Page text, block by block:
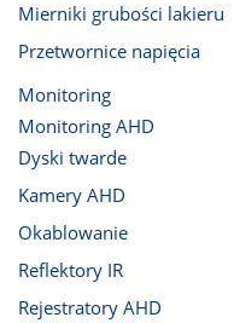
Mierniki grubości lakieru
Przetwornice napięcia
Monitoring
Monitoring AHD
Dyski twarde
Kamery AHD
Okablowanie
Reflektory IR
Rejestratory AHD